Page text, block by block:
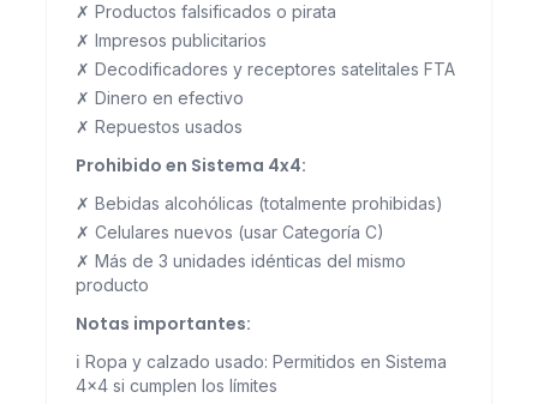
✗ Productos falsificados o pirata
✗ Impresos publicitarios
✗ Decodificadores y receptores satelitales FTA
✗ Dinero en efectivo
✗ Repuestos usados
Prohibido en Sistema 4x4:
✗ Bebidas alcohólicas (totalmente prohibidas)
✗ Celulares nuevos (usar Categoría C)
✗ Más de 3 unidades idénticas del mismo
producto
Notas importantes:
ℹ️ Ropa y calzado usado: Permitidos en Sistema
4x4 si cumplen los límites